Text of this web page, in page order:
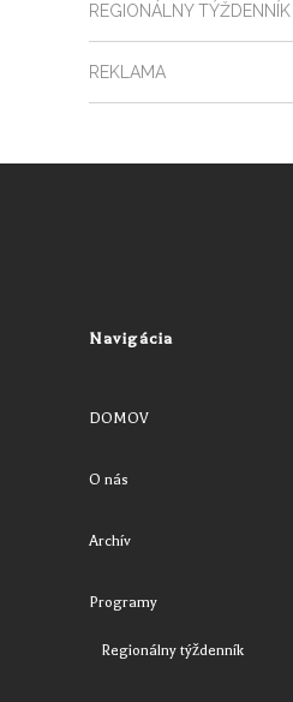
REGIONÁLNY TÝŽDENNÍK
REKLAMA
Navigácia
DOMOV
O nás
Archív
Programy
Regionálny týždenník